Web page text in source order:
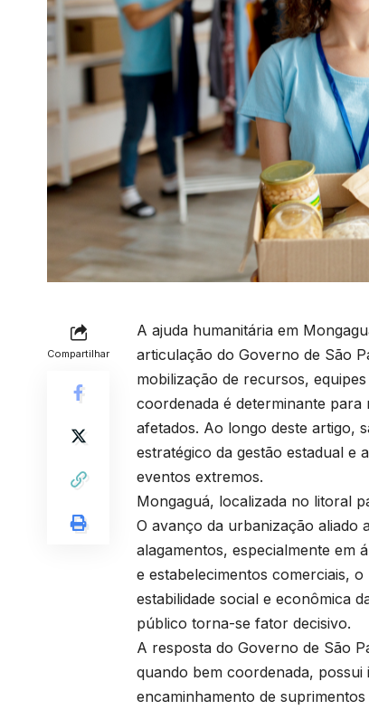
Compartilhar
A ajuda humanitária em
articulação do Governo de São
mobilização de recursos,
coordenada é determinante
afetados. Ao longo deste artigo,
estratégico da gestão estadual
eventos extremos.
Mongaguá, localizada no litoral
O avanço da urbanização aliado
alagamentos, especialmente em
e estabelecimentos comerciais,
estabilidade social e econômica
público torna-se fator decisivo.
A resposta do Governo de São
quando bem coordenada,
encaminhamento de